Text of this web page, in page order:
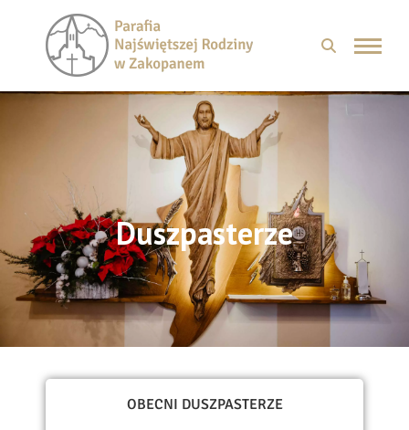
Duszpasterze
OBECNI DUSZPASTERZE